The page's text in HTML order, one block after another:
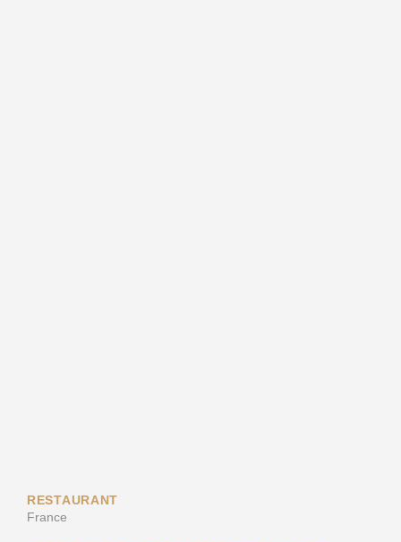
RESTAURANT
France